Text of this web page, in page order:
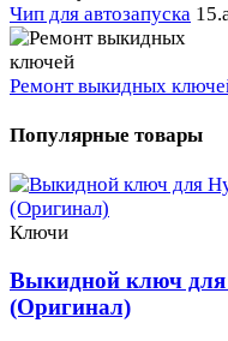
Чип для автозапуска
Ремонт выкидных
Популярные товары
Ключи
Выкидной ключ для
(Оригинал)